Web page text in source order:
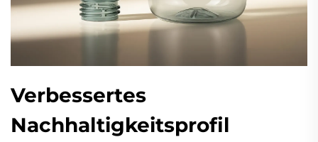
Verbessertes
Nachhaltigkeitsprofil